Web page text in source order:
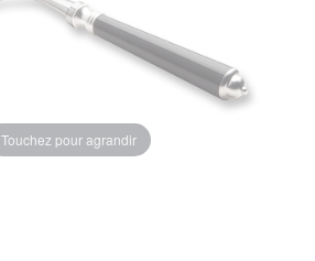
Touchez pour agrandir